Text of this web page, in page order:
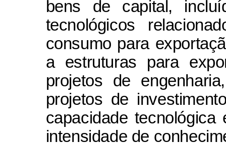
bens de capital,
tecnológicos
consumo para
a estruturas para
projetos de
projetos de
capacidade
intensidade de